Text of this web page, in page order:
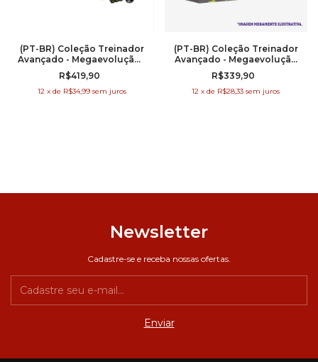
(PT-BR) Coleção Treinador
Avançado - Megaevolução -
Mega Gardevoir
R$419,90
12 xde R$34,99 sem juros
(PT-BR) Coleção Treinador
Avançado - Megaevolução
3 - Equilíbrio Perfeito
R$339,90
12 xde R$28,33 sem juros
Newsletter
Cadastre-se e receba nossas ofertas.